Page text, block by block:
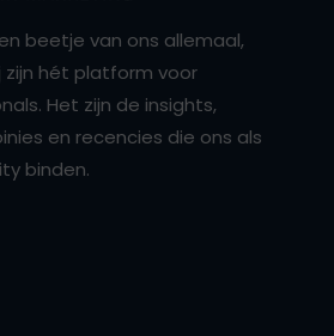
beetje van ons allemaal,
zijn hét platform voor
Het zijn de insights,
en recencies die ons als
binden.